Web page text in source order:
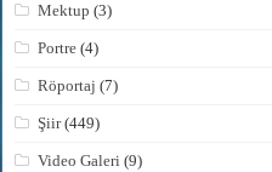
Mektup (3)
Portre (4)
Röportaj (7)
Şiir(449)
Video Galeri (9)